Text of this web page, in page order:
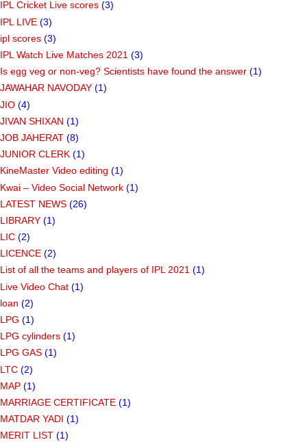
IPL Cricket Live scores (3)
IPL LIVE (3)
ipl scores (3)
IPL Watch Live Matches 2021 (3)
Is egg veg or non-veg? Scientists have found the answer (1)
JAWAHAR NAVODAY (1)
JIO (4)
JIVAN SHIXAN (1)
JOB JAHERAT (8)
JUNIOR CLERK (1)
KineMaster Video editing (1)
Kwai – Video Social Network (1)
LATEST NEWS (26)
LIBRARY (1)
LIC (2)
LICENCE (2)
List of all the teams and players of IPL 2021 (1)
Live Video Chat (1)
loan (2)
LPG (1)
LPG cylinders (1)
LPG GAS (1)
LTC (2)
MAP (1)
MARRIAGE CERTIFICATE (1)
MATDAR YADI (1)
MERIT LIST (1)